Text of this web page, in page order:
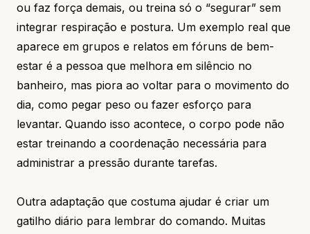
ou faz força demais, ou treina só o “segurar” sem
integrar respiração e postura. Um exemplo real que
aparece em grupos e relatos em fóruns de bem-
estar é a pessoa que melhora em silêncio no
banheiro, mas piora ao voltar para o movimento do
dia, como pegar peso ou fazer esforço para
levantar. Quando isso acontece, o corpo pode não
estar treinando a coordenação necessária para
administrar a pressão durante tarefas.
Outra adaptação que costuma ajudar é criar um
gatilho diário para lembrar do comando. Muitas